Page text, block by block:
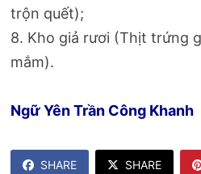
trộn quết);
8. Kho giả rươi (Thịt trứng
mắm).
Ngữ Yên Trần Công Khanh
SHARE SHARE